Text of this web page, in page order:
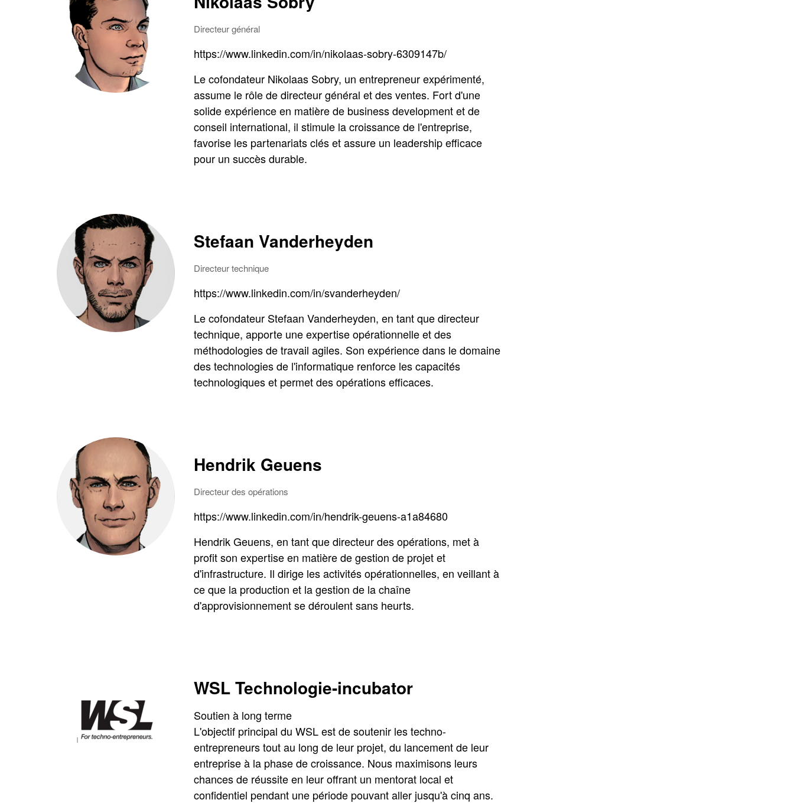
Directeur général
https://www.linkedin.com/in/nikolaas-sobry-6309147b/
Le cofondateur Nikolaas Sobry, un entrepreneur expérimenté,
assume le rôle de directeur général et des ventes. Fort d'une
solide expérience en matière de business development et de
conseil international, il stimule la croissance de l'entreprise,
favorise les partenariats clés et assure un leadership efficace
pour un succès durable.
Stefaan Vanderheyden
Directeur technique
https://www.linkedin.com/in/svanderheyden/
Le cofondateur Stefaan Vanderheyden, en tant que directeur
technique, apporte une expertise opérationnelle et des
méthodologies de travail agiles. Son expérience dans le domaine
des technologies de l'informatique renforce les capacités
technologiques et permet des opérations efficaces.
Hendrik Geuens
Directeur des opérations
https://www.linkedin.com/in/hendrik-geuens-a1a84680
Hendrik Geuens, en tant que directeur des opérations, met à
profit son expertise en matière de gestion de projet et
d'infrastructure. Il dirige les activités opérationnelles, en veillant à
ce que la production et la gestion de la chaîne
d'approvisionnement se déroulent sans heurts.
WSL Technologie-incubator
Soutien à long terme
L'objectif principal du WSL est de soutenir les techno-
entrepreneurs tout au long de leur projet, du lancement de leur
entreprise à la phase de croissance. Nous maximisons leurs
chances de réussite en leur offrant un mentorat local et
confidentiel pendant une période pouvant aller jusqu'à cinq ans.